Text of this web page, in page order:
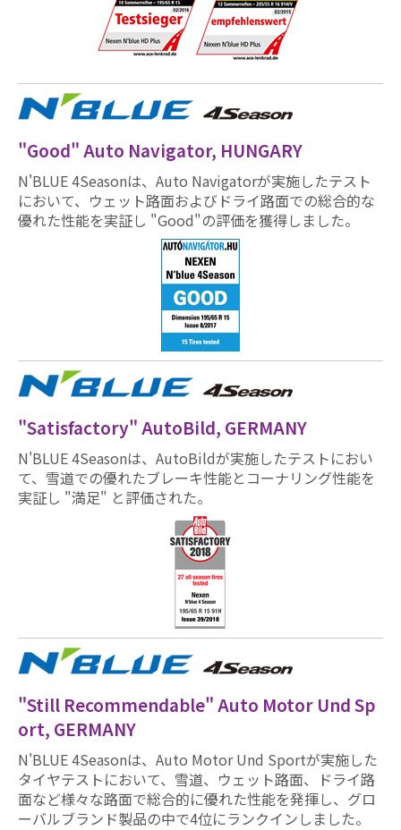
"Good" Auto Navigator, HUNGARY
N'BLUE 4Seasonは、Auto Navigatorが実施したテスト
において、ウェット路面およびドライ路面での総合的な
優れた性能を実証し "Good"の評価を獲得しました。
"Satisfactory" AutoBild, GERMANY
N'BLUE 4Seasonは、AutoBildが実施したテストにおい
て、雪道での優れたブレーキ性能とコーナリング性能を
実証し "満足" と評価された。
"Still Recommendable" Auto Motor Und Sp
ort, GERMANY
N'BLUE 4Seasonは、Auto Motor Und Sportが実施した
タイヤテストにおいて、雪道、ウェット路面、ドライ路
面など様々な路面で総合的に優れた性能を発揮し、グロ
ーバルブランド製品の中で4位にランクインしました。